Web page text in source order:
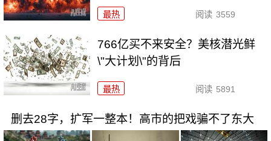
最热 阅读 3559
766亿买不来安全？美核潜光鲜
\"大计划\"的背后
最热 阅读 5891
删去28字，扩军一整本！高市的把戏骗不了东大